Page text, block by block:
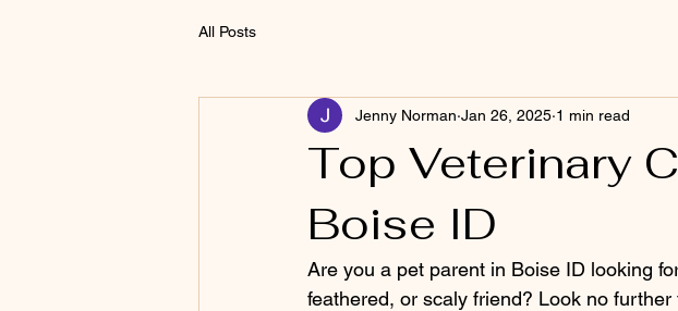
All Posts
Top Veterinary
Boise ID
Jenny Norman Jan 26, 2025 1 min read
Are you a pet parent in Boise ID looking
feathered, or scaly friend? Look no